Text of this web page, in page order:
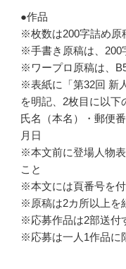
●作品
※枚数は200字詰め原
※手書き原稿は、200
※ワープロ原稿は、
※表紙に「第32回 新
を明記、2枚目に以下
氏名（本名）・郵便
月日
※本文前に登場人物
こと
※本文には頁番号を
※原稿は2カ所以上を
※応募作品は2部送付
※応募は一人1作品に